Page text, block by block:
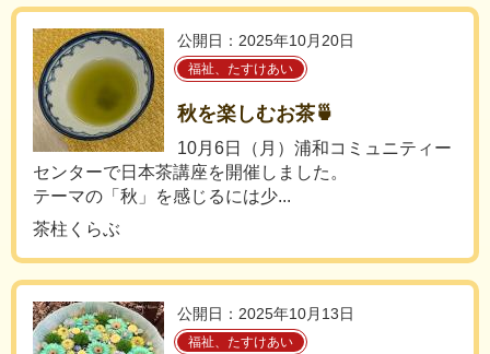
公開日：2025年10月20日
福祉、たすけあい
秋を楽しむお茶🍵
10月6日（月）浦和コミュニティー
センターで日本茶講座を開催しました。
テーマの「秋」を感じるには少...
茶柱くらぶ
公開日：2025年10月13日
福祉、たすけあい